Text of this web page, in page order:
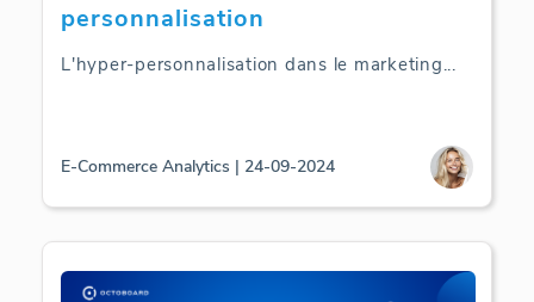
personnalisation
L'hyper-personnalisation dans le marketing...
E-Commerce Analytics | 24-09-2024